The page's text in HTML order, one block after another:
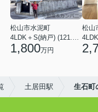
松山市水泥町
4LDK＋S(納戸) (121.00㎡)
1,800万円
松山
土居田駅 生石町